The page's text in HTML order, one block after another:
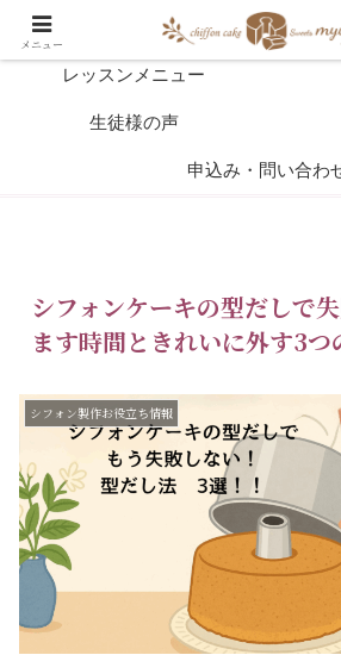
レッスンメニュー
生徒様の声
申込み・問い合わ
シフォンケーキの型だしで
ます時間ときれいに外す3つ
シフォン製作お役立ち情報
メニュー